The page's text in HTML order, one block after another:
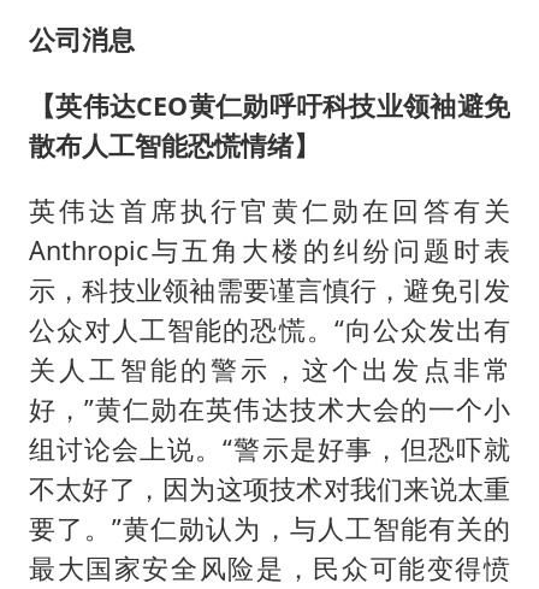
公司消息
【英伟达CEO黄仁勋呼吁科技业领袖避免
散布人工智能恐慌情绪】
英伟达首席执行官黄仁勋在回答有关
Anthropic与五角大楼的纠纷问题时表
示，科技业领袖需要谨言慎行，避免引发
公众对人工智能的恐慌。“向公众发出有
关人工智能的警示，这个出发点非常
好，”黄仁勋在英伟达技术大会的一个小
组讨论会上说。“警示是好事，但恐吓就
不太好了，因为这项技术对我们来说太重
要了。”黄仁勋认为，与人工智能有关的
最大国家安全风险是，民众可能变得愤